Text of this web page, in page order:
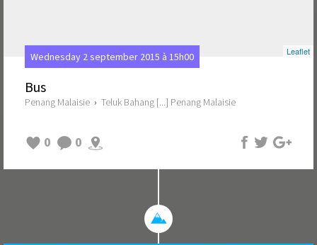
Leaflet
Wednesday 2 september 2015 à 15h00
Bus
Penang Malaisie › Teluk Bahang [...] Penang Malaisie
0 0